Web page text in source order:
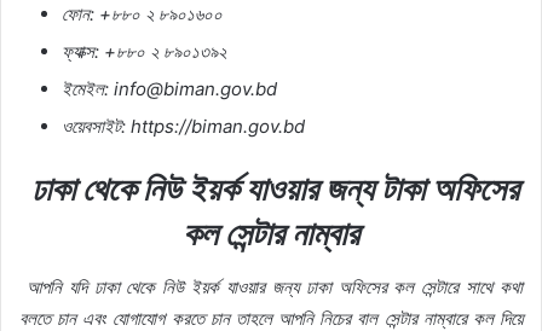
ফোন: +৮৮০ ২ ৮৯০১৬০০
ফ্যাক্স: +৮৮০ ২ ৮৯০১৩৯২
ইমেইল: info@biman.gov.bd
ওয়েবসাইট: https://biman.gov.bd
ঢাকা থেকেনিউ ইয়র্কযাওয়ার জন্য টাকা অফিসের
কল সেন্টার নাম্বার
আপনি যদি ঢাকা থেকে নিউ ইয়র্ক যাওয়ার জন্য ঢাকা অফিসের কল সেন্টারে সাথে কথা
বলতে চান এবং যোগাযোগ করতে চান তাহলে আপনি নিচের বাল সেন্টার নাম্বারে কল দিয়ে